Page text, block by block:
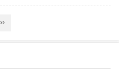
››